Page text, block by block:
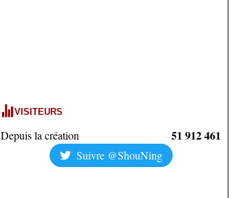
VISITEURS
Depuis la création 51 912 461
Suivre @ShouNing